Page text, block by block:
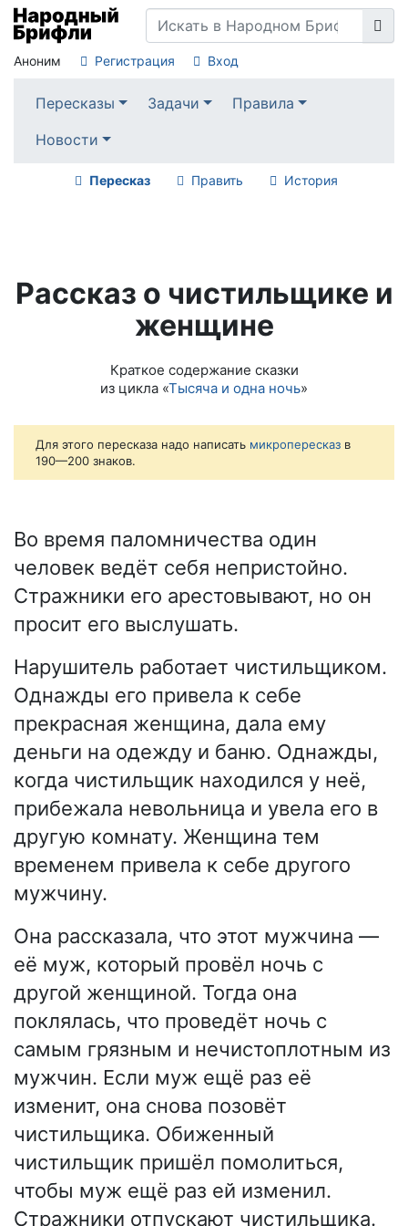
Аноним Регистрация Вход
Пересказы Задачи
Правила
Новости
Пересказ Править История
Рассказ о чистильщике и
женщине
Краткое содержание сказки
из цикла «Тысяча и одна ночь»
Для этого пересказа надо написать микропересказ в
190—200 знаков.
Во время паломничества один
человек ведёт себя непристойно.
Стражники его арестовывают, но он
просит его выслушать.
Нарушитель работает чистильщиком.
Однажды его привела к себе
прекрасная женщина, дала ему
деньги на одежду и баню. Однажды,
когда чистильщик находился у неё,
прибежала невольница и увела его в
другую комнату. Женщина тем
временем привела к себе другого
мужчину.
Она рассказала, что этот мужчина —
её муж, который провёл ночь с
другой женщиной. Тогда она
поклялась, что проведёт ночь с
самым грязным и нечистоплотным из
мужчин. Если муж ещё раз её
изменит, она снова позовёт
чистильщика. Обиженный
чистильщик пришёл помолиться,
чтобы муж ещё раз ей изменил.
Стражники отпускают чистильщика.